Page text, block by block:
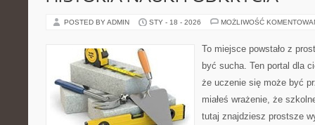
POSTED BY ADMIN STY - 18 - 2026 MOŻLIWOŚĆ
To miejsce powstało z
być sucha. Ten portal dla
że uczenie się może być
miałeś wrażenie, że
tutaj znajdziesz prostsze